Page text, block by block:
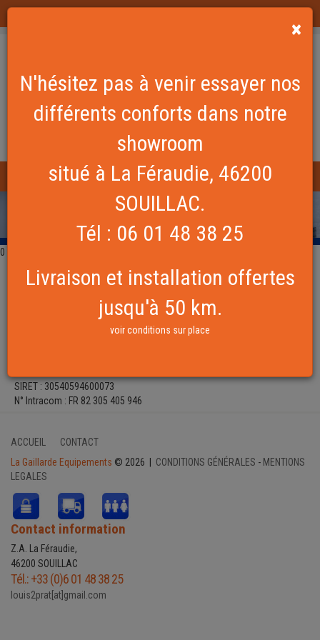
EQUIPLIT est une marque exploitée par la société La Gaillarde Equipements
0
La Gaillarde Equipements
Z.A. La Féraudie
: +33 (0)6 01 48 38 25
SIRET : 30540594600073
N° Intracom : FR 82 305 405 946
ACCUEIL
CONTACT
La Gaillarde Equipements © 2026 | CONDITIONS GÉNÉRALES - MENTIONS
LEGALES
Contact information
Z.A. La Féraudie,
46200 SOUILLAC
Tél.: +33 (0)6 01 48 38 25
louis2prat[at]gmail.com
×
N'hésitez pas à venir essayer nos
différents conforts dans notre
showroom
situé à La Féraudie, 46200
SOUILLAC.
Tél : 06 01 48 38 25
Livraison et installation offertes
jusqu'à 50 km.
voir conditions sur place